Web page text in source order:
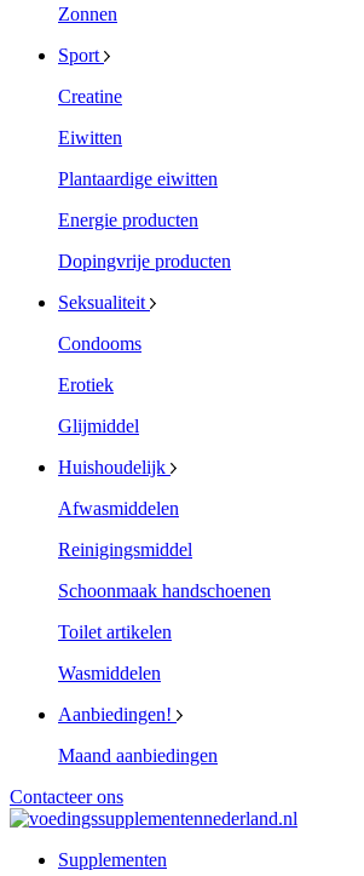
Zonnen
Sport
Creatine
Eiwitten
Plantaardige eiwitten
Energie producten
Dopingvrije producten
Seksualiteit
Condooms
Erotiek
Glijmiddel
Huishoudelijk
Afwasmiddelen
Reinigingsmiddel
Schoonmaak handschoenen
Toilet artikelen
Wasmiddelen
Aanbiedingen!
Maand aanbiedingen
Contacteer ons
Supplementen